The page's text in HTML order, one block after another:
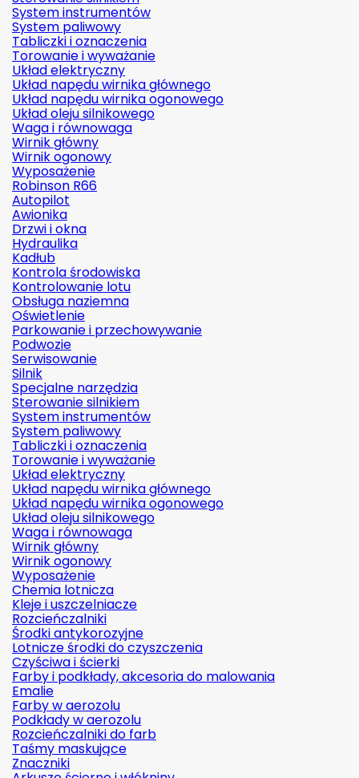
System instrumentów
System paliwowy
Tabliczki i oznaczenia
Torowanie i wyważanie
Układ elektryczny
Układ napędu wirnika głównego
Układ napędu wirnika ogonowego
Układ oleju silnikowego
Waga i równowaga
Wirnik główny
Wirnik ogonowy
Wyposażenie
Robinson R66
Autopilot
Awionika
Drzwi i okna
Hydraulika
Kadłub
Kontrola środowiska
Kontrolowanie lotu
Obsługa naziemna
Oświetlenie
Parkowanie i przechowywanie
Podwozie
Serwisowanie
Silnik
Specjalne narzędzia
Sterowanie silnikiem
System instrumentów
System paliwowy
Tabliczki i oznaczenia
Torowanie i wyważanie
Układ elektryczny
Układ napędu wirnika głównego
Układ napędu wirnika ogonowego
Układ oleju silnikowego
Waga i równowaga
Wirnik główny
Wirnik ogonowy
Wyposażenie
Chemia lotnicza
Kleje i uszczelniacze
Rozcieńczalniki
Środki antykorozyjne
Lotnicze środki do czyszczenia
Czyściwa i ścierki
Farby i podkłady, akcesoria do malowania
Emalie
Farby w aerozolu
Podkłady w aerozolu
Rozcieńczalniki do farb
Taśmy maskujące
Znaczniki